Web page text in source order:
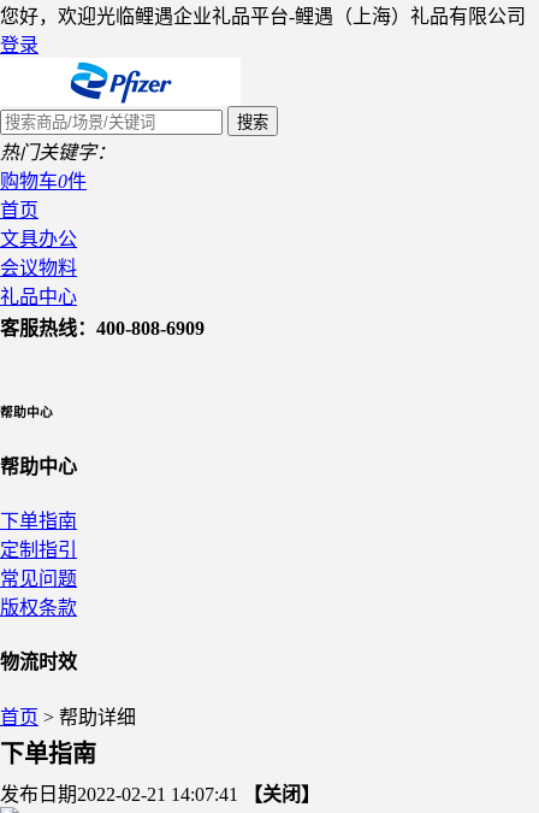
您好，欢迎光临鲤遇企业礼品平台-鲤遇（上海）礼品有限公司
登录
热门关键字：
购物车0件
首页
文具办公
会议物料
礼品中心
客服热线：400-808-6909
帮助中心
帮助中心
下单指南
定制指引
常见问题
版权条款
物流时效
首页 > 帮助详细
下单指南
发布日期2022-02-21 14:07:41 【关闭】